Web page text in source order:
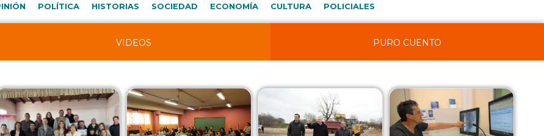
POLÍTICA HISTORIAS SOCIEDAD ECONOMÍA CULTURA POLICIALES
VIDEOS PURO CUENTO